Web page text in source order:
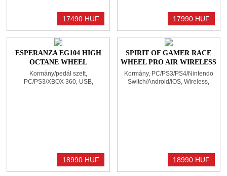
17490 HUF 17990 HUF
ESPERANZA EG104 HIGH
OCTANE WHEEL
BLACK/GREEN
Kormány/pedál szett,
PC/PS3/XBOX 360, USB,
18990 HUF
SPIRIT OF GAMER RACE
WHEEL PRO AIR WIRELESS
KORMÁNY RED/BLUE
Kormány, PC/PS3/PS4/Nintendo
Switch/Android/iOS, Wireless,
18990 HUF